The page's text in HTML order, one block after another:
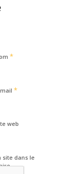
*
*
web
site dans le